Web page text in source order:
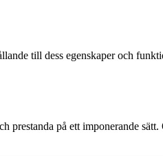
till dess egenskaper och
på ett imponerande